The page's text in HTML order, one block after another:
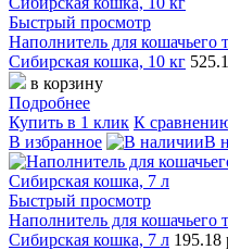
Быстрый просмотр
Наполнитель для кошачьего
Сибирская кошка, 10 кг
в корзину
Подробнее
Купить в 1 клик К
В избранное
В
Быстрый просмотр
Наполнитель для
Сибирская кошка, 7 л 195.18